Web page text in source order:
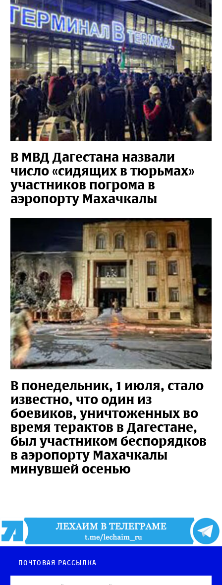
В МВД Дагестана назвали
число «сидящих в тюрьмах»
участников погрома в
аэропорту Махачкалы
В понедельник, 1 июля, стало
известно, что один из
боевиков, уничтоженных во
время терактов в Дагестане,
был участником беспорядков
в аэропорту Махачкалы
минувшей осенью
Почтовая рассылка